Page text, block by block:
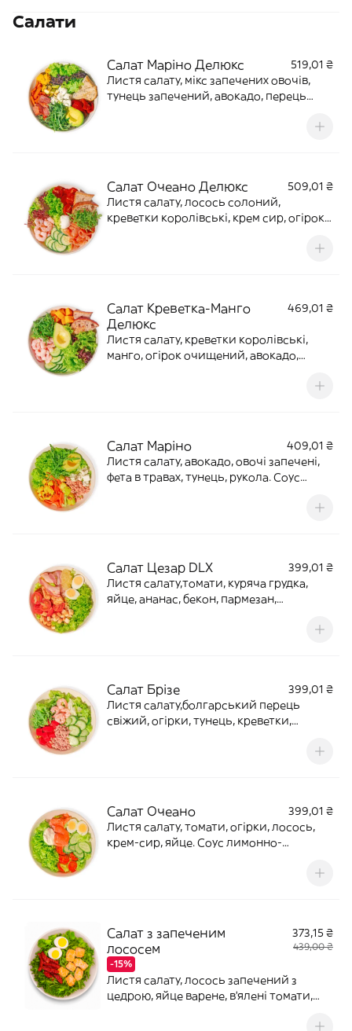
Салати
Салат Маріно Делюкс
519,01 ₴
Листя салату, мікс запечених овочів,
тунець запечений, авокадо, перець
Салат Очеано Делюкс
509,01 ₴
Листя салату, лосось солоний,
креветки королівські, крем сир, огірок,
Салат Креветка-Манго
Делюкс
469,01 ₴
Листя салату, креветки королівські,
манго, огірок очищений, авокадо,
Соус Азійський-горіховийВага: 440 г
Салат Маріно
409,01 ₴
Листя салату, авокадо, овочі запечені,
фета в травах, тунець, рукола. Соус
Салат Цезар DLX
399,01 ₴
Листя салату,томати, куряча грудка,
яйце, ананас, бекон, пармезан,
Салат Брізе
399,01 ₴
Листя салату,болгарський перець
свіжий, огірки, тунець, креветки,
Салат Очеано
399,01 ₴
Листя салату, томати, огірки, лосось,
крем-сир, яйце. Соус лимонно-
Салат з запеченим
лососем
-15%
373,15 ₴
439,00 ₴
Листя салату, лосось запечений з
цедрою, яйце варене, в'ялені томати,
ПестоВага: 260/50Калорії: 644. Б(41,8)